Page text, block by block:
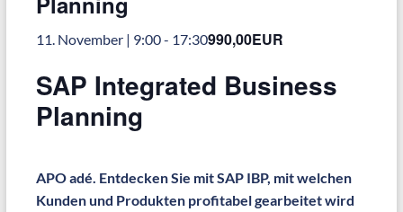
11. November | 9:00- 17:30990,00EUR
SAP Integrated Business
Planning
APO adé. Entdecken Sie mit SAP IBP, mit welchen
Kunden und Produkten profitabel gearbeitet wird